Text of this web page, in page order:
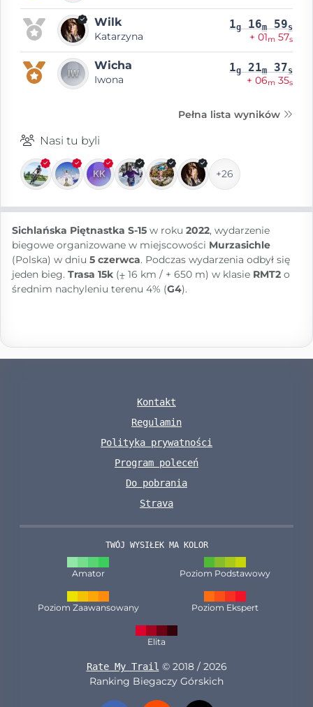
Wilk
Katarzyna
1g 16m 59s
+ 01m 57s
Wicha
Iwona
1g 21m 37s
+ 06m 35s
Pełna lista wyników
Nasi tu byli
+26
Sichlańska Piętnastka S-15 w roku 2022, wydarzenie
biegowe organizowane w miejscowości Murzasichle
(Polska) w dniu 5 czerwca. Podczas wydarzenia odbył się
jeden bieg. Trasa 15k (⨦ 16 km / + 650 m) w klasie RMT2 o
średnim nachyleniu terenu 4% (G4).
Kontakt
Regulamin
Polityka prywatności
Program poleceń
Do pobrania
Strava
TWÓJ WYSIŁEK MA KOLOR
Amator Poziom Podstawowy
Poziom Zaawansowany Poziom Ekspert
Elita
Rate My Trail © 2018 / 2026
Ranking Biegaczy Górskich